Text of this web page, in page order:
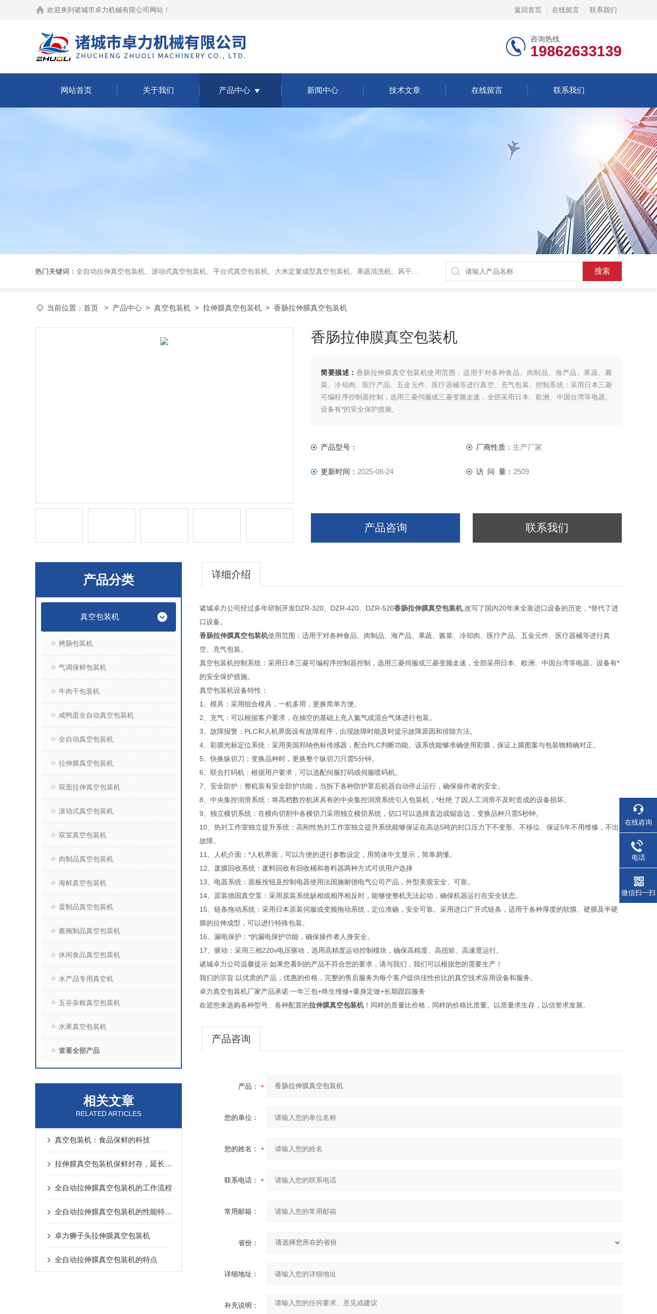
欢迎来到 诸城市卓力机械有限公司网站 ！ 返回首页 在线留言 联系我们
咨询热线
19862633139
网站首页 关于我们 产品中心 新闻中心 技术文章 在线留言 联系我们
热门关键词： 全自动拉伸真空包装机、滚动式真空包装机、平台式真空包装机、大米定量成型真空包装机、果蔬清洗机、风干机、巴氏灭菌机、烘干机、输送台、夹层锅、杀菌锅等。
当前位置： 首页 > 产品中心 > 真空包装机 > 拉伸膜真空包装机 > 香肠拉伸膜真空包装机
香肠拉伸膜真空包装机
简要描述： 香肠拉伸膜真空包装机使用范围：适用于对各种食品、肉制品、海产品、果蔬、酱
菜、冷却肉、医疗产品、五金元件、医疗器械等进行真空、充气包装。控制系统：采用日本三菱
可编程序控制器控制，选用三菱伺服或三菱变频走速，全部采用日本、欧洲、中国台湾等电器。
设备有*的安全保护措施。
产品型号： 厂商性质： 生产厂家
更新时间： 2025-08-24 访 问 量： 2509
产品咨询 联系我们
产品分类
真空包装机
烤肠包装机
气调保鲜包装机
牛肉干包装机
咸鸭蛋全自动真空包装机
全自动真空包装机
拉伸膜真空包装机
双面拉伸真空包装机
滚动式真空包装机
双室真空包装机
肉制品真空包装机
海鲜真空包装机
蛋制品真空包装机
酱腌制品真空包装机
休闲食品真空包装机
水产品专用真空机
五谷杂粮真空包装机
水果真空包装机
查看全部产品
相关文章
RELATED ARTICLES
真空包装机：食品保鲜的科技
拉伸膜真空包装机保鲜封存，延长食品保质期
全自动拉伸膜真空包装机的工作流程
全自动拉伸膜真空包装机的性能特点介绍
卓力狮子头拉伸膜真空包装机
全自动拉伸膜真空包装机的特点
详细介绍
诸城卓力公司经过多年研制开发DZR-320、DZR-420、DZR-520香肠拉伸膜真空包装机,改写了国内20年来全靠进口设备的历史，*替代了进
口设备。
香肠拉伸膜真空包装机使用范围：适用于对各种食品、肉制品、海产品、果蔬、酱菜、冷却肉、医疗产品、五金元件、医疗器械等进行真
空、充气包装。
真空包装机控制系统：采用日本三菱可编程序控制器控制，选用三菱伺服或三菱变频走速，全部采用日本、欧洲、中国台湾等电器。设备有*
的安全保护措施。
真空包装机设备特性：
1、模具：采用组合模具，一机多用，更换简单方便。
2、充气：可以根据客户要求，在抽空的基础上充入氮气或混合气体进行包装。
3、故障报警：PLC和人机界面设有故障程序，出现故障时能及时提示故障原因和排除方法。
4、彩膜光标定位系统：采用美国邦纳色标传感器，配合PLC判断功能。该系统能够准确使用彩膜，保证上膜图案与包装物精确对正。
5、快换纵切刀：变换品种时，更换整个纵切刀只需5分钟。
6、联合打码机：根据用户要求，可以选配伺服打码或伺服喷码机。
7、安全防护：整机装有安全防护功能，当拆下各种防护罩后机器自动停止运行，确保操作者的安全。
8、中央集控润滑系统：将高档数控机床具有的中央集控润滑系统引入包装机，*杜绝 了因人工润滑不及时造成的设备损坏。
9、独立横切系统：在横向切割中各横切刀采用独立横切系统，切口可以选择直边或锯齿边，变换品种只需5秒钟。
10、热封工作室独立提升系统：高刚性热封工作室独立提升系统能够保证在高达5吨的封口压力下不变形、不移位、保证5年不用维修，不出
故障。
11、人机介面：*人机界面，可以方便的进行参数设定，用简体中文显示，简单易懂。
12、废膜回收系统：废料回收有回收桶和卷料器两种方式可供用户选择
13、电器系统：面板按钮及控制电器使用法国施耐德电气公司产品，外型美观安全、可靠。
14、原装德国真空泵：采用原装系统缺相或相序相反时，能够使整机无法起动，确保机器运行在安全状态。
15、链条拖动系统：采用日本原装伺服或变频拖动系统，定位准确，安全可靠。采用进口广开式链条，适用于各种厚度的软膜、硬膜及半硬
膜的拉伸成型，可以进行特殊包装。
16、漏电保护：*的漏电保护功能，确保操作者人身安全。
17、驱动：采用三相220v电压驱动，选用高精度运动控制模块，确保高精度、高扭矩、高速度运行。
诸城卓力公司温馨提示:如果您看到的产品不符合您的要求，请与我们，我们可以根据您的需要生产！
我们的宗旨:以优质的产品，优惠的价格，完整的售后服务为每个客户提供佳性价比的真空技术应用设备和服务。
卓力真空包装机厂家产品承诺:一年三包+终生维修+量身定做+长期跟踪服务
欢迎您来选购各种型号、各种配置的拉伸膜真空包装机！同样的质量比价格，同样的价格比质量。以质量求生存，以信誉求发展。
产品咨询
产品：
您的单位：
您的姓名：
联系电话：
常用邮箱：
省份：
详细地址：
补充说明：
在线咨询
电话
微信扫一扫